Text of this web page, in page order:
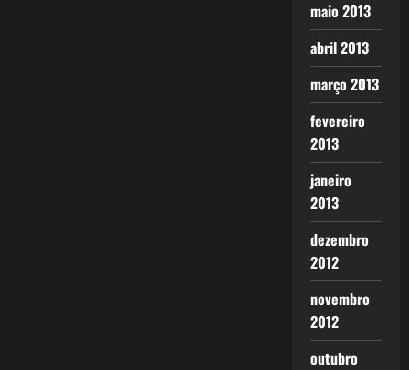
maio 2013
abril 2013
março 2013
fevereiro
2013
janeiro
2013
dezembro
2012
novembro
2012
outubro